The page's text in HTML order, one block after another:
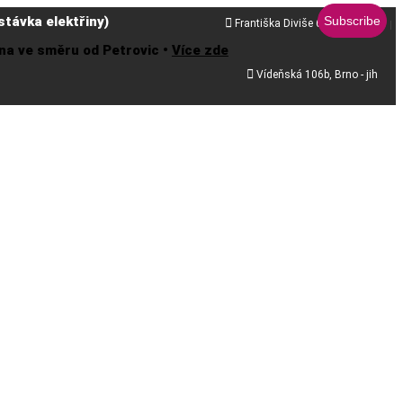
elektřiny)
ve směru od Petrovic • Více zde
 Františka Diviše 68, Praha 10
 Vídeňská 106b, Brno - jih